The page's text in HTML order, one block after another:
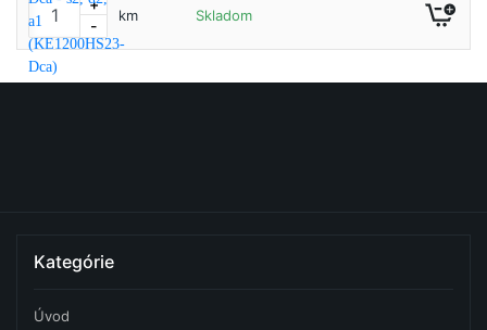
-
km Skladom
Kategórie
Úvod